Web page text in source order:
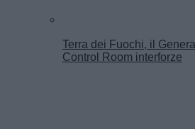
Terra dei Fuochi, il
Control Room interforze